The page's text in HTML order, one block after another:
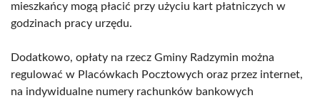
mieszkańcy mogą płacić przy użyciu kart płatniczych w
godzinach pracy urzędu.
Dodatkowo, opłaty na rzecz Gminy Radzymin można
regulować w Placówkach Pocztowych oraz przez internet,
na indywidualne numery rachunków bankowych